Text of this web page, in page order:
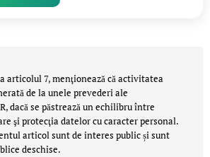
articolul 7, menţionează că activitatea
de la unele prevederi ale
dacă se păstrează un echilibru între
şi protecţia datelor cu caracter personal.
articol sunt de interes public și sunt
deschise.